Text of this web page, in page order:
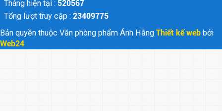
Tháng hiện tại : 520567
Tổng lượt truy cập : 23409775
Bản quyền thuộc Văn phòng phẩm Ánh Hằng Thiết kế web bởi
Web24